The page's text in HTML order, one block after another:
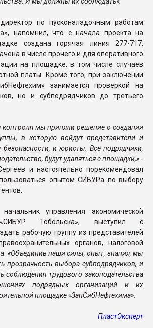
по пусконаладочным работам
напомнил, что с начала проекта на
создана горячая линия 277-717,
в числе прочего и для оперативного
на площадке, в том числе случаев
платы. Кроме того, при заключении
занимается проверкой на
но и субподрядчиков до третьего
контроля мы приняли решение о создании
в которую войдут представители и
безопасности, и юристы. Все подрядчики,
будут удаляться с площадки,» -
и настоятельно порекомендовал
опытом СИБУРа по выбору
управления экономической
«СИБУР Тобольска», выступил с
рабочую группу из представителей
органов, налоговой
«Объединив наши силы, опыт, знания, мы
прозрачность выбора субподрядчиков, и
соблюдения трудового законодательства
подрядных организаций и их
площадке «ЗапСибНефтехима».
ПластЭксперт